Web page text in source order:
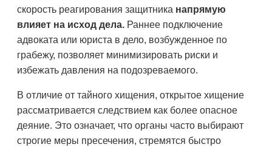
скорость реагирования защитника напрямую
влияет на исход дела. Раннее подключение
адвоката или юриста в дело, возбужденное по
грабежу, позволяет минимизировать риски и
избежать давления на подозреваемого.
В отличие от тайного хищения, открытое хищение
рассматривается следствием как более опасное
деяние. Это означает, что органы часто выбирают
строгие меры пресечения, стремятся быстро